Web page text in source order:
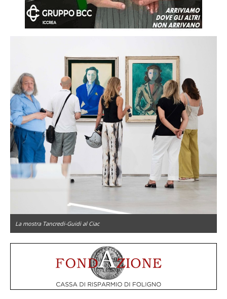
La mostra Tancredi-Guidi al Ciac